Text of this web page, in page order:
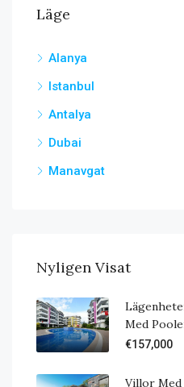
Läge
Alanya
Istanbul
Antalya
Dubai
Manavgat
Nyligen Visat
Med
€157,000
Villor